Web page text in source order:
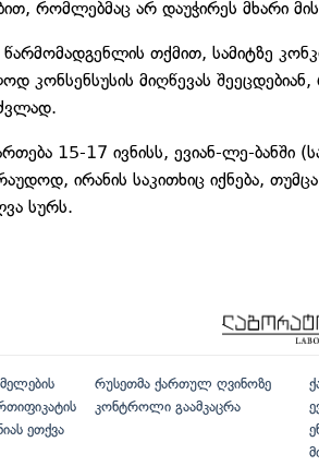
რომლებმაც არ დაუჭირეს მხარი
თქმით, სამიტზე
კონსენსუსის მიღწევას
15-17 ივნისს, ევიან-ლე-
ირანის საკითხიც იქნება,
სურს.
ეთქვა
რუსეთმა ქართულ ღვინოზე
კონტროლი გაამკაცრა